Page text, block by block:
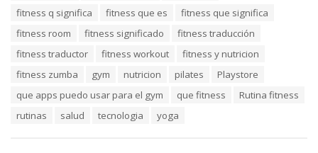
fitness q significa
fitness que es
fitness que significa
fitness room
fitness significado
fitness traducción
fitness traductor
fitness workout
fitness y nutricion
fitness zumba
gym nutricion pilates
Playstore
que apps puedo usar para el gym
que fitness
Rutina fitness
rutinas
salud tecnologia yoga